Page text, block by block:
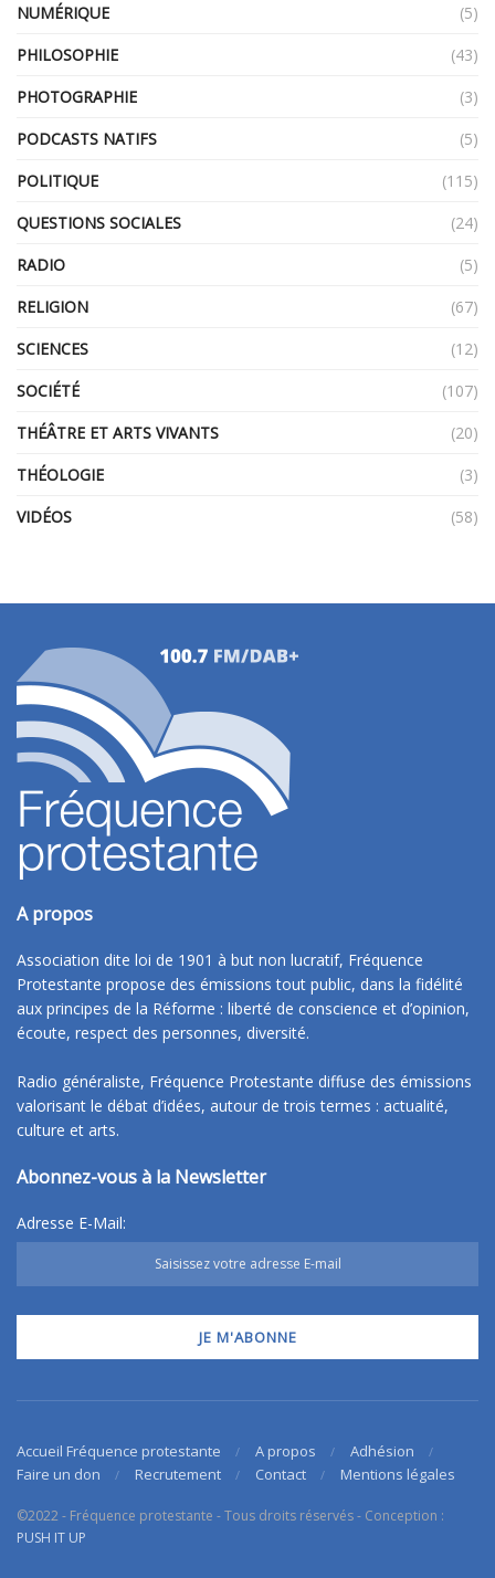
NUMÉRIQUE
(5)
PHILOSOPHIE
(43)
PHOTOGRAPHIE
(3)
PODCASTS NATIFS
(5)
POLITIQUE
(115)
QUESTIONS SOCIALES
(24)
RADIO
(5)
RELIGION
(67)
SCIENCES
(12)
SOCIÉTÉ
(107)
THÉÂTRE ET ARTS VIVANTS
(20)
THÉOLOGIE
(3)
VIDÉOS
(58)
A propos
Association dite loi de 1901 à but non lucratif, Fréquence
Protestante propose des émissions tout public, dans la fidélité
aux principes de la Réforme : liberté de conscience et d’opinion,
écoute, respect des personnes, diversité.
Radio généraliste, Fréquence Protestante diffuse des émissions
valorisant le débat d’idées, autour de trois termes : actualité,
culture et arts.
Abonnez-vous à la Newsletter
Adresse E-Mail:
Accueil Fréquence protestante A propos
Adhésion
Faire un don
Recrutement Contact Mentions légales
©2022 - Fréquence protestante - Tous droits réservés - Conception :
PUSH IT UP